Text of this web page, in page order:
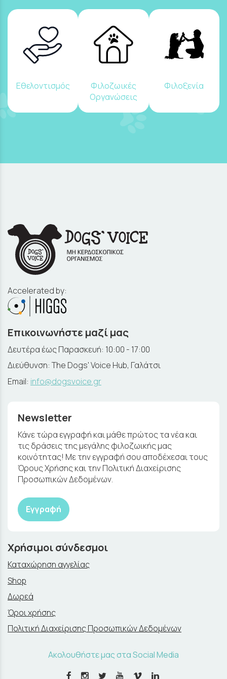
Εθελοντισμός
Φιλοζωικές
Οργανώσεις
Φιλοξενία
Accelerated by:
Επικοινωνήστε μαζί μας
Δευτέρα έως Παρασκευή: 10:00 - 17:00
Διεύθυνση: The Dogs' Voice Hub, Γαλάτσι
Email: info@dogsvoice.gr
Newsletter
Κάνε τώρα εγγραφή και μάθε πρώτος τα νέα και
τις δράσεις της μεγάλης φιλοζωικής μας
κοινότητας! Με την εγγραφή σου αποδέχεσαι τους
Όρους Χρήσης και την Πολιτική Διαχείρισης
Προσωπικών Δεδομένων.
Εγγραφή
Χρήσιμοι σύνδεσμοι
Καταχώρηση αγγελίας
Shop
Δωρεά
Όροι χρήσης
Πολιτική Διαχείρισης Προσωπικών Δεδομένων
Ακολουθήστε μας στα Social Media